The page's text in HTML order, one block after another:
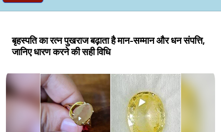
बृहस्पति का रत्न पुखराज बढ़ाता है मान-सम्मान और धन संपत्ति,
जानिए धारण करने की सही विधि